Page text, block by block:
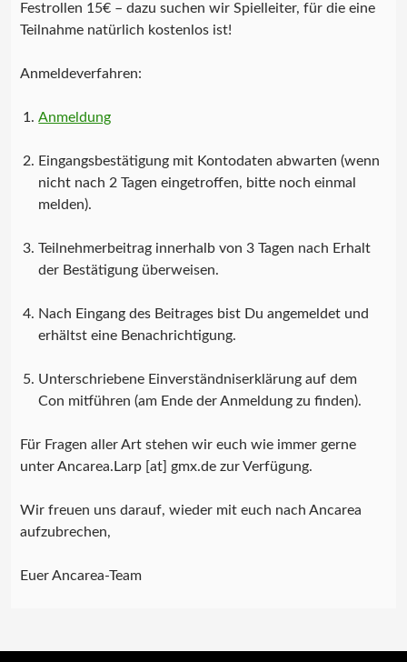
Festrollen 15€ – dazu suchen wir Spielleiter, für die eine
Teilnahme natürlich kostenlos ist!
Anmeldeverfahren:
Anmeldung
Eingangsbestätigung mit Kontodaten abwarten (wenn
nicht nach 2 Tagen eingetroffen, bitte noch einmal
melden).
Teilnehmerbeitrag innerhalb von 3 Tagen nach Erhalt
der Bestätigung überweisen.
Nach Eingang des Beitrages bist Du angemeldet und
erhältst eine Benachrichtigung.
Unterschriebene Einverständniserklärung auf dem
Con mitführen (am Ende der Anmeldung zu finden).
Für Fragen aller Art stehen wir euch wie immer gerne
unter Ancarea.Larp [at] gmx.de zur Verfügung.
Wir freuen uns darauf, wieder mit euch nach Ancarea
aufzubrechen,
Euer Ancarea-Team